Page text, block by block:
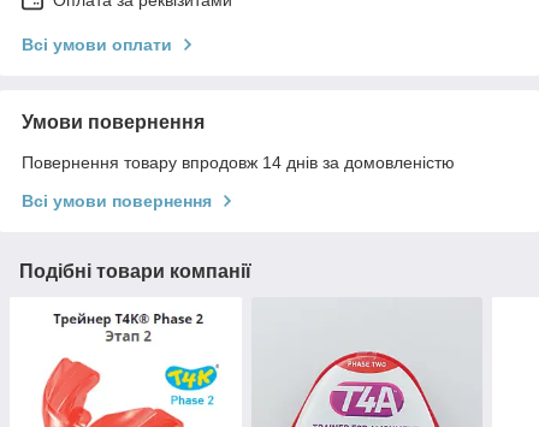
Всі умови оплати
Умови повернення
Повернення товару впродовж 14 днів за домовленістю
Всі умови повернення
Подібні товари компанії